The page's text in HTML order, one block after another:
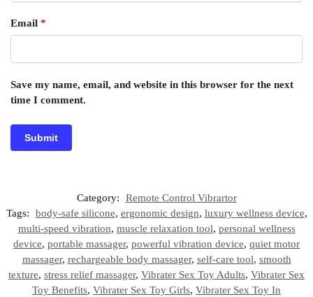
Email *
Save my name, email, and website in this browser for the next
time I comment.
Category:
Remote Control Vibrartor
Tags:
body-safe silicone, ergonomic design, luxury wellness device,
multi-speed vibration, muscle relaxation tool, personal wellness
device, portable massager, powerful vibration device, quiet motor
massager, rechargeable body massager, self-care tool, smooth
texture, stress relief massager, Vibrater Sex Toy Adults, Vibrater Sex
Toy Benefits, Vibrater Sex Toy Girls, Vibrater Sex Toy In